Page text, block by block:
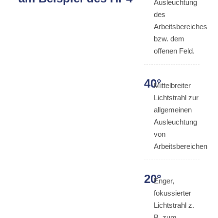
Ausleuchtung
des
Arbeitsbereiches
bzw. dem
offenen Feld.
40°Mittelbreiter
Lichtstrahl zur
allgemeinen
Ausleuchtung
von
Arbeitsbereichen
20°Enger,
fokussierter
Lichtstrahl z.